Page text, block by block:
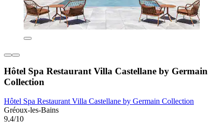
Hôtel Spa Restaurant Villa Castellane by Germain
Collection
Hôtel Spa Restaurant Villa Castellane by Germain Collection
Gréoux-les-Bains
9,4/10